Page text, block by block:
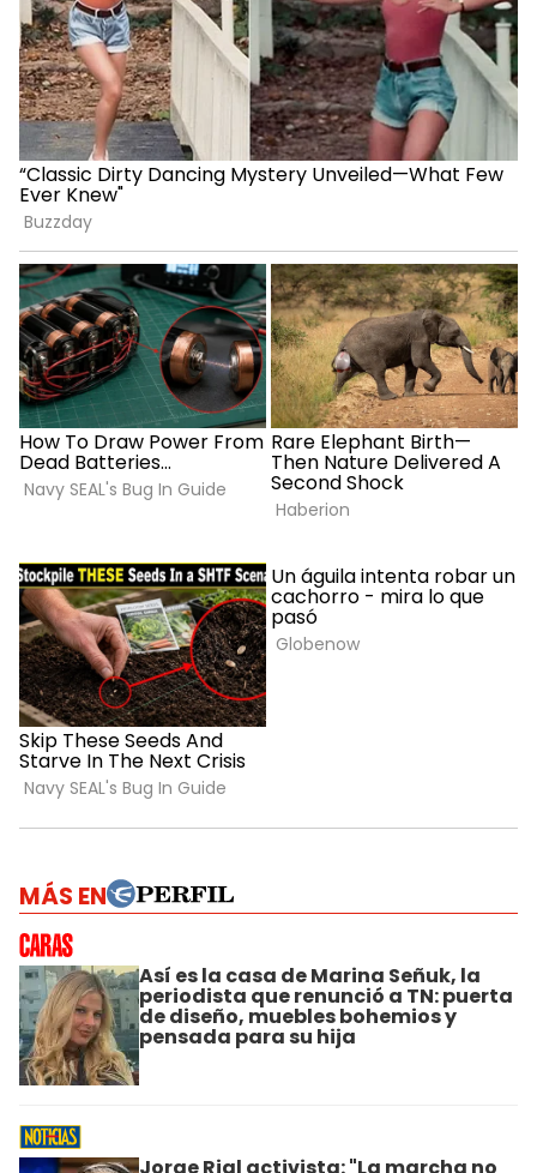
MÁS EN
Así es la casa de Marina Señuk, la
periodista que renunció a TN: puerta
de diseño, muebles bohemios y
pensada para su hija